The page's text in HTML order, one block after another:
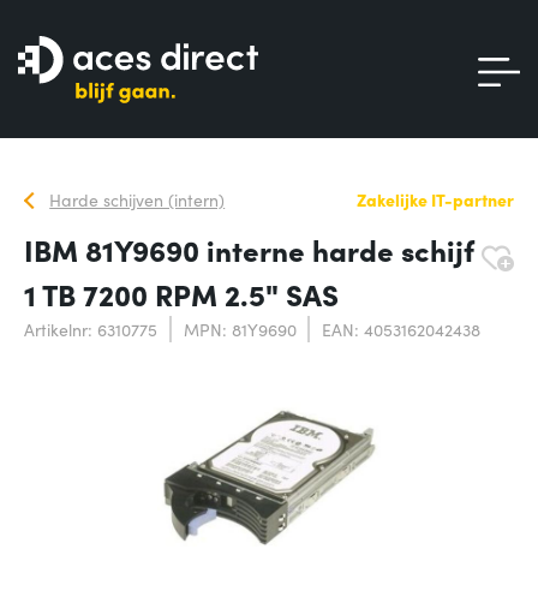
Harde schijven (intern) Zakelijke IT-partner
IBM 81Y9690 interne harde schijf
1 TB 7200 RPM 2.5" SAS
Artikelnr: 6310775 MPN: 81Y9690 EAN: 4053162042438